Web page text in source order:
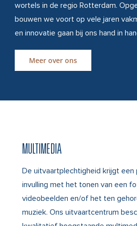
wortels in de regio Rotterdam.
bouwen we voort op vele jaren
en innovatie gaan bij ons hand in
Meer over ons
MULTIMEDIA
De uitvaartplechtigheid krijgt een
invulling met het tonen van een
videobeelden en/of het ten
muziek. Ons uitvaartcentrum